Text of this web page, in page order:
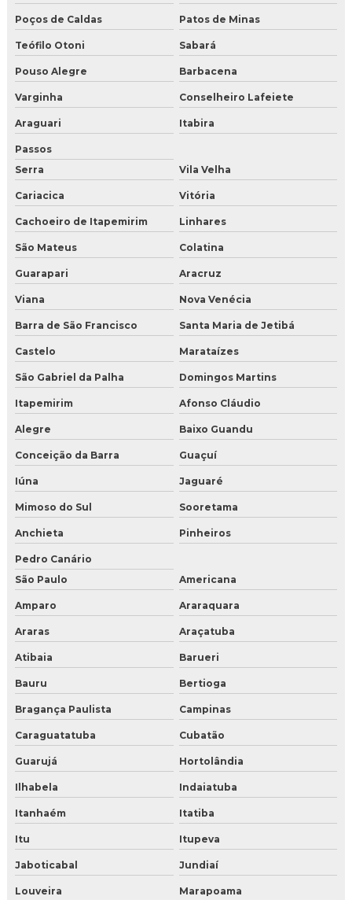
Poços de Caldas Patos de Minas
Teófilo Otoni Sabará
Pouso Alegre Barbacena
Varginha Conselheiro Lafeiete
Araguari Itabira
Passos
Serra
Vila Velha
Cariacica Vitória
Cachoeiro de Itapemirim Linhares
São Mateus Colatina
Guarapari Aracruz
Viana Nova Venécia
Barra de São Francisco Santa Maria de Jetibá
Castelo Marataízes
São Gabriel da Palha Domingos Martins
Itapemirim Afonso Cláudio
Alegre Baixo Guandu
Conceição da Barra Guaçuí
Iúna Jaguaré
Mimoso do Sul Sooretama
Anchieta Pinheiros
Pedro Canário
São Paulo
Americana
Amparo Araraquara
Araras Araçatuba
Atibaia Barueri
Bauru Bertioga
Bragança Paulista Campinas
Caraguatatuba Cubatão
Guarujá Hortolândia
Ilhabela Indaiatuba
Itanhaém Itatiba
Itu Itupeva
Jaboticabal Jundiaí
Louveira Marapoama